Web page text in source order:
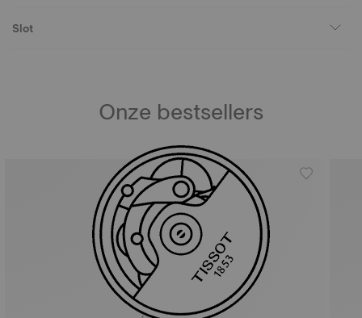
Slot
Onze bestsellers